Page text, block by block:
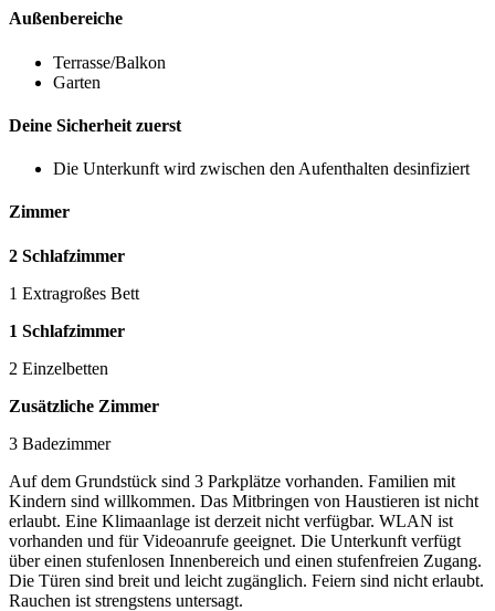
Außenbereiche
Terrasse/Balkon
Garten
Deine Sicherheit zuerst
Die Unterkunft wird zwischen den Aufenthalten desinfiziert
Zimmer
2 Schlafzimmer
1 Extragroßes Bett
1 Schlafzimmer
2 Einzelbetten
Zusätzliche Zimmer
3 Badezimmer
Auf dem Grundstück sind 3 Parkplätze vorhanden. Familien mit
Kindern sind willkommen. Das Mitbringen von Haustieren ist nicht
erlaubt. Eine Klimaanlage ist derzeit nicht verfügbar. WLAN ist
vorhanden und für Videoanrufe geeignet. Die Unterkunft verfügt
über einen stufenlosen Innenbereich und einen stufenfreien Zugang.
Die Türen sind breit und leicht zugänglich. Feiern sind nicht erlaubt.
Rauchen ist strengstens untersagt.